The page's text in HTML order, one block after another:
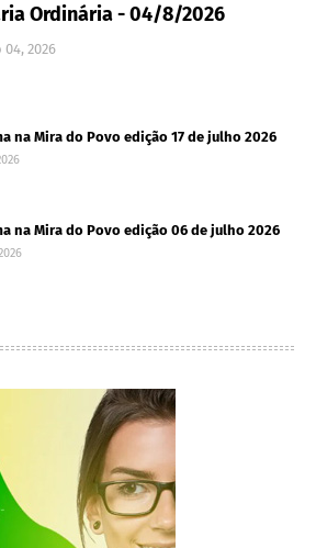
Ordinária - 04/8/2026
2026
na Mira do Povo edição 17 de julho 2026
na Mira do Povo edição 06 de julho 2026